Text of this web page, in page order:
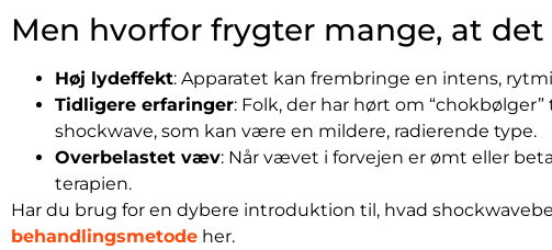
Men hvorfor frygter mange, at
Høj lydeffekt: Apparatet kan frembringe en intens,
Tidligere erfaringer: Folk, der har hørt om
shockwave, som kan være en mildere, radierende type.
Overbelastet væv: Når vævet i forvejen er ømt eller
terapien.
Har du brug for en dybere introduktion til, hvad
behandlingsmetode her.